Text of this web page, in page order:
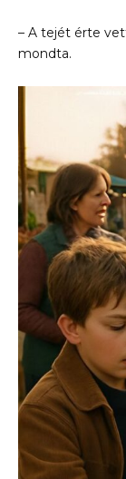
– A tejét érte
mondta.